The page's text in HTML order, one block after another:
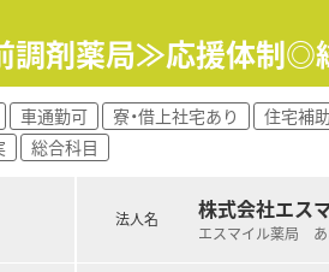
放射性医薬品の専門知識を基礎か
事制度があり、個々の経験や強み
、管理職としてのスキルも磨くこ
分野の国内トップシェアを誇る企業
優良法人」として認定されています
調剤薬局≫応援体制
車通勤可 寮・借上社宅あり 住宅補
総合科目
法人名 株式会社エス
エスマイル薬局